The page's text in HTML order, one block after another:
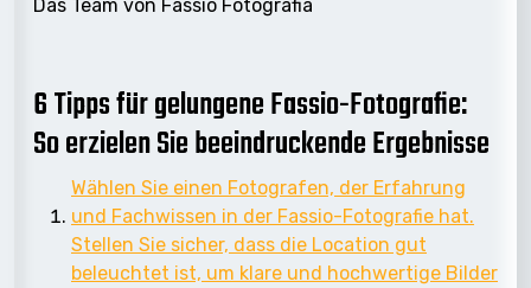
Das Team von Fassio Fotografia
6 Tipps für gelungene Fassio-Fotografie:
So erzielen Sie beeindruckende Ergebnisse
Wählen Sie einen Fotografen, der Erfahrung
und Fachwissen in der Fassio-Fotografie hat.
Stellen Sie sicher, dass die Location gut
beleuchtet ist, um klare und hochwertige Bilder